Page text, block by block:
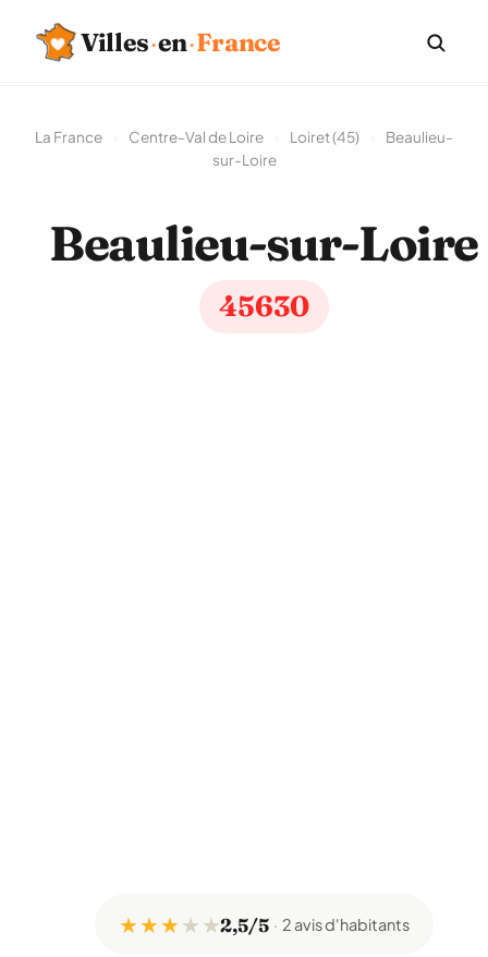
Villes·en·France
La France Centre-Val de Loire Loiret (45)
Beaulieu-
sur-Loire
Beaulieu-sur-Loire
45630
★ ★ ★★ ★2,5/5 2 avis d'habitants